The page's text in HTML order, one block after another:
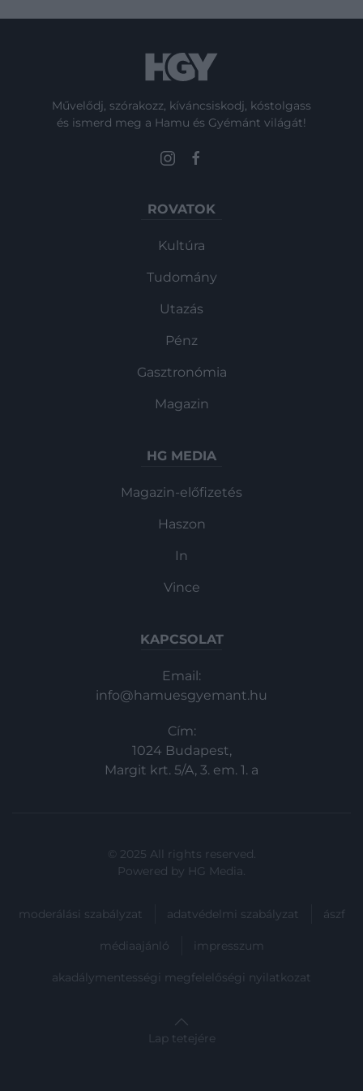
Művelődj, szórakozz, kíváncsiskodj, kóstolgass
és ismerd meg a Hamu és Gyémánt világát!
ROVATOK
Kultúra
Tudomány
Utazás
Pénz
Gasztronómia
Magazin
HG MEDIA
Magazin-előfizetés
Haszon
In
Vince
KAPCSOLAT
Email:
info@hamuesgyemant.hu
Cím:
1024 Budapest,
Margit krt. 5/A, 3. em. 1. a
© 2025 All rights reserved.
Powered by HG Media.
moderálási szabályzat adatvédelmi szabályzat ászf
médiaajánló impresszum
akadálymentességi megfelelőségi nyilatkozat
Lap tetejére